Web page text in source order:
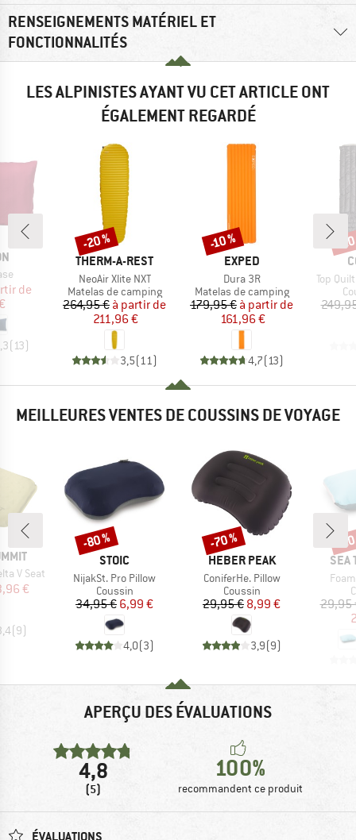
RENSEIGNEMENTS MATÉRIEL ET
FONCTIONNALITÉS
LES ALPINISTES AYANT VU CET ARTICLE ONT
ÉGALEMENT REGARDÉ
réduit
de
(13)
MARQUE
THERM-A-REST
Article
NeoAir Xlite NXT
Product group
Matelas de camping
Prix
264,95 € Prix réduit
à partir de
211,96 €
3,5(11 )
Remise
-20 %
MARQUE
EXPED
Article
Dura 3R
Product group
Matelas de camping
Prix
179,95 € Prix réduit
à partir de
161,96 €
4,7(13)
Remise
-10 %
Article
Top
-
MEILLEURES VENTES DE COUSSINS DE VOYAGE
V Seat
réduit
€
(9)
MARQUE
STOIC
Article
NijakSt. Pro Pillow
Product group
Coussin
Prix
34,95 €Prix réduit
6,99 €
4,0(3)
Remise
-80 %
MARQUE
HEBER PEAK
Article
ConiferHe. Pillow
Product group
Coussin
Prix
29,95 €Prix réduit
8,99 €
3,9(9)
Remise
-70 %
SEA
29,95
-
APERÇU DES ÉVALUATIONS
4,8
(5)
100%
recommandent ce produit
ÉVALUATIONS